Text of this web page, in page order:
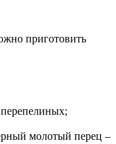
приготовить
молотый перец –